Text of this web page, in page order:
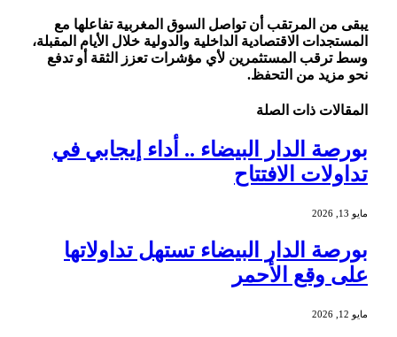
يبقى من المرتقب أن تواصل السوق المغربية تفاعلها مع
المستجدات الاقتصادية الداخلية والدولية خلال الأيام المقبلة،
وسط ترقب المستثمرين لأي مؤشرات تعزز الثقة أو تدفع
نحو مزيد من التحفظ.
المقالاتذات الصلة
بورصة الدار البيضاء .. أداء إيجابي في
تداولات الافتتاح
مايو 13, 2026
بورصة الدار البيضاء تستهل تداولاتها
على وقع الأحمر
مايو 12, 2026